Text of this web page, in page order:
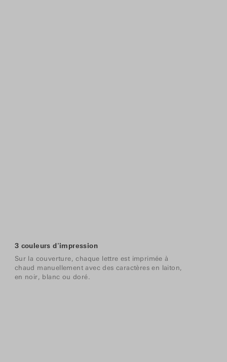
3 couleurs d'impression
Sur la couverture, chaque lettre est imprimée à
chaud manuellement avec des caractères en laiton,
en noir, blanc ou doré.